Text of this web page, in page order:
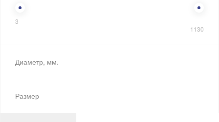
3
1130
Диаметр, мм.
Размер